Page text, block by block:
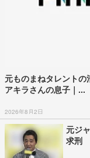
元ものまねタレント
アキラさんの息子｜...
2026年8月2日
元ジ
求刑